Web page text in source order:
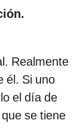
Realmente
él. Si uno
el día de
se tiene